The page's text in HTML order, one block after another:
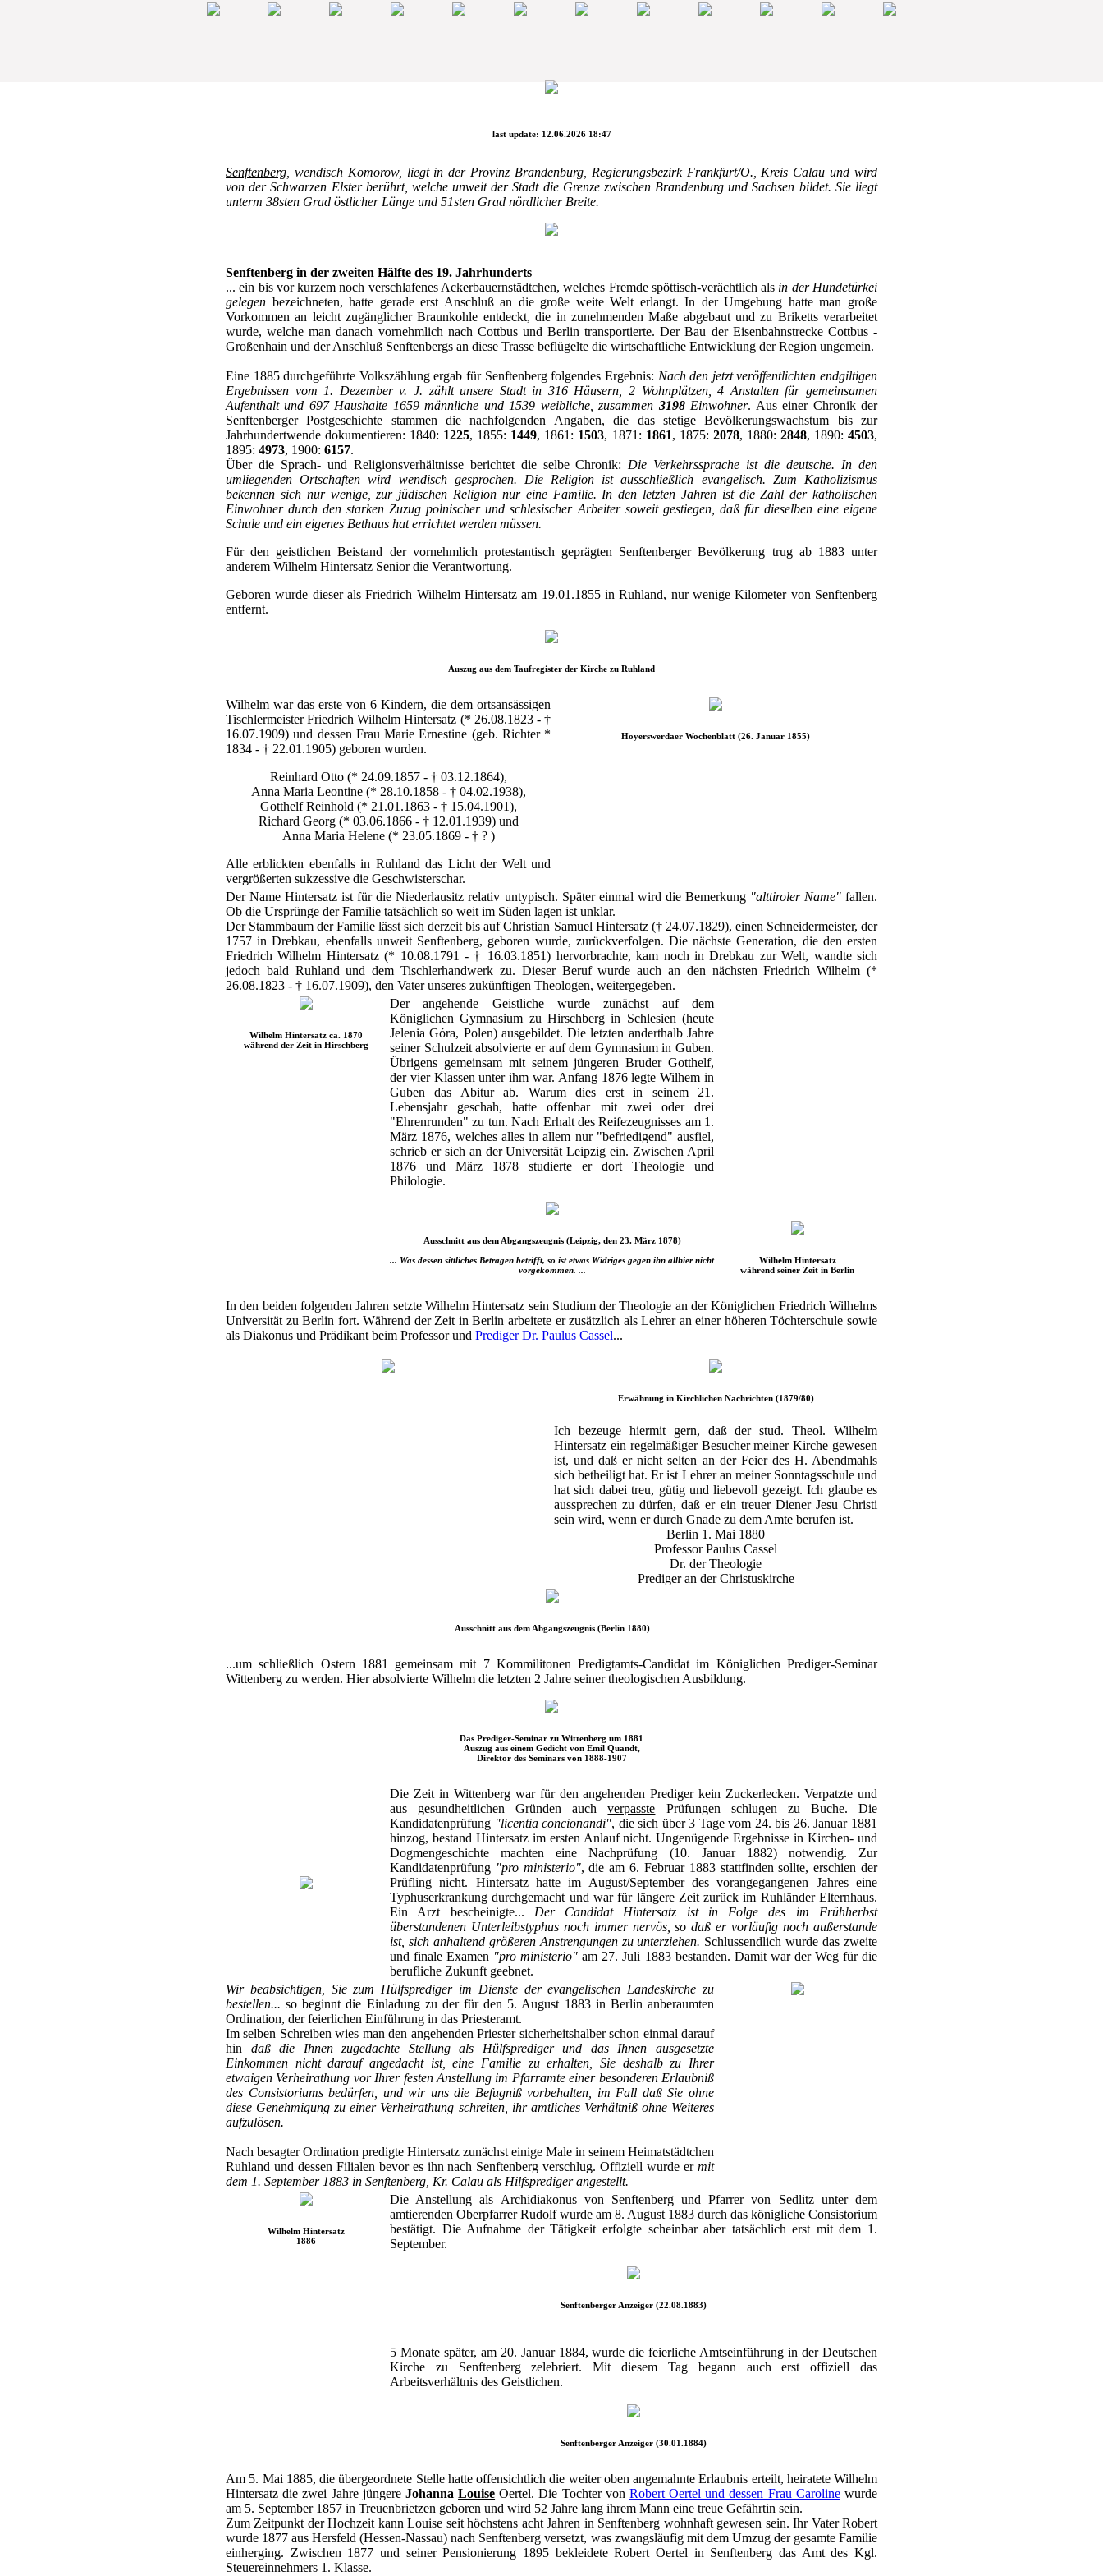
last update: 12.06.2026 18:47
Senftenberg , wendisch Komorow, liegt in der Provinz Brandenburg, Regierungsbezirk Frankfurt/O., Kreis Calau und wird
von der Schwarzen Elster berührt, welche unweit der Stadt die Grenze zwischen Brandenburg und Sachsen bildet. Sie liegt
unterm 38sten Grad östlicher Länge und 51sten Grad nördlicher Breite.
Senftenberg in der zweiten Hälfte des 19. Jahrhunderts
... ein bis vor kurzem noch verschlafenes Ackerbauernstädtchen, welches Fremde spöttisch-verächtlich als in der Hundetürkei
gelegen bezeichneten, hatte gerade erst Anschluß an die große weite Welt erlangt. In der Umgebung hatte man große
Vorkommen an leicht zugänglicher Braunkohle entdeckt, die in zunehmenden Maße abgebaut und zu Briketts verarbeitet
wurde, welche man danach vornehmlich nach Cottbus und Berlin transportierte. Der Bau der Eisenbahnstrecke Cottbus -
Großenhain und der Anschluß Senftenbergs an diese Trasse beflügelte die wirtschaftliche Entwicklung der Region ungemein.
Eine 1885 durchgeführte Volkszählung ergab für Senftenberg folgendes Ergebnis: Nach den jetzt veröffentlichten endgiltigen
Ergebnissen vom 1. Dezember v. J. zählt unsere Stadt in 316 Häusern, 2 Wohnplätzen, 4 Anstalten für gemeinsamen
Aufenthalt und 697 Haushalte 1659 männliche und 1539 weibliche, zusammen 3198Einwohner. Aus einer Chronik der
Senftenberger Postgeschichte stammen die nachfolgenden Angaben, die das stetige Bevölkerungswachstum bis zur
Jahrhundertwende dokumentieren: 1840: 1225, 1855: 1449, 1861: 1503, 1871: 1861, 1875: 2078, 1880: 2848, 1890:4503,
1895: 4973, 1900: 6157.
Über die Sprach- und Religionsverhältnisse berichtet die selbe Chronik: Die Verkehrssprache ist die deutsche. In den
umliegenden Ortschaften wird wendisch gesprochen. Die Religion ist ausschließlich evangelisch. Zum Katholizismus
bekennen sich nur wenige, zur jüdischen Religion nur eine Familie. In den letzten Jahren ist die Zahl der katholischen
Einwohner durch den starken Zuzug polnischer und schlesischer Arbeiter soweit gestiegen, daß für dieselben eine eigene
Schule und ein eigenes Bethaus hat errichtet werden müssen.
Für den geistlichen Beistand der vornehmlich protestantisch geprägten Senftenberger Bevölkerung trug ab 1883 unter
anderem Wilhelm Hintersatz Senior die Verantwortung.
Geboren wurde dieser als Friedrich WilhelmHintersatz am 19.01.1855 in Ruhland, nur wenige Kilometer von Senftenberg
entfernt.
Auszug aus dem Taufregister der Kirche zu Ruhland
Wilhelm war das erste von 6 Kindern, die dem ortsansässigen
Tischlermeister Friedrich Wilhelm Hintersatz (* 26.08.1823 - †
16.07.1909) und dessen Frau Marie Ernestine (geb. Richter *
1834 - † 22.01.1905) geboren wurden.
Reinhard Otto (* 24.09.1857 - † 03.12.1864),
Anna Maria Leontine (* 28.10.1858 - † 04.02.1938),
Gotthelf Reinhold (* 21.01.1863 - † 15.04.1901),
Richard Georg (* 03.06.1866 - † 12.01.1939) und
Anna Maria Helene (* 23.05.1869 - † ? )
Alle erblickten ebenfalls in Ruhland das Licht der Welt und
vergrößerten sukzessive die Geschwisterschar.
Hoyerswerdaer Wochenblatt (26. Januar 1855)
Der Name Hintersatz ist für die Niederlausitz relativ untypisch. Später einmal wird die Bemerkung "alttiroler Name"fallen.
Ob die Ursprünge der Familie tatsächlich so weit im Süden lagen ist unklar.
Der Stammbaum der Familie lässt sich derzeit bis auf Christian Samuel Hintersatz († 24.07.1829), einen Schneidermeister, der
1757 in Drebkau, ebenfalls unweit Senftenberg, geboren wurde, zurückverfolgen. Die nächste Generation, die den ersten
Friedrich Wilhelm Hintersatz (* 10.08.1791 - † 16.03.1851) hervorbrachte, kam noch in Drebkau zur Welt, wandte sich
jedoch bald Ruhland und dem Tischlerhandwerk zu. Dieser Beruf wurde auch an den nächsten Friedrich Wilhelm (*
26.08.1823 - † 16.07.1909), den Vater unseres zukünftigen Theologen, weitergegeben.
Wilhelm Hintersatz ca. 1870
während der Zeit in Hirschberg
Der angehende Geistliche wurde zunächst auf dem
Königlichen Gymnasium zu Hirschberg in Schlesien (heute
Jelenia Góra, Polen) ausgebildet. Die letzten anderthalb Jahre
seiner Schulzeit absolvierte er auf dem Gymnasium in Guben.
Übrigens gemeinsam mit seinem jüngeren Bruder Gotthelf,
der vier Klassen unter ihm war. Anfang 1876 legte Wilhem in
Guben das Abitur ab. Warum dies erst in seinem 21.
Lebensjahr geschah, hatte offenbar mit zwei oder drei
"Ehrenrunden" zu tun. Nach Erhalt des Reifezeugnisses am 1.
März 1876, welches alles in allem nur "befriedigend" ausfiel,
schrieb er sich an der Universität Leipzig ein. Zwischen April
1876 und März 1878 studierte er dort Theologie und
Philologie.
Ausschnitt aus dem Abgangszeugnis (Leipzig, den 23. März 1878)
... Was dessen sittliches Betragen betrifft, so ist etwas Widriges gegen ihn allhier nicht
vorgekommen. ...
Wilhelm Hintersatz
während seiner Zeit in Berlin
In den beiden folgenden Jahren setzte Wilhelm Hintersatz sein Studium der Theologie an der Königlichen Friedrich Wilhelms
Universität zu Berlin fort. Während der Zeit in Berlin arbeitete er zusätzlich als Lehrer an einer höheren Töchterschule sowie
als Diakonus und Prädikant beim Professor und Prediger Dr. Paulus Cassel...
Erwähnung in Kirchlichen Nachrichten (1879/80)
Ich bezeuge hiermit gern, daß der stud. Theol. Wilhelm
Hintersatz ein regelmäßiger Besucher meiner Kirche gewesen
ist, und daß er nicht selten an der Feier des H. Abendmahls
sich betheiligt hat. Er ist Lehrer an meiner Sonntagsschule und
hat sich dabei treu, gütig und liebevoll gezeigt. Ich glaube es
aussprechen zu dürfen, daß er ein treuer Diener Jesu Christi
sein wird, wenn er durch Gnade zu dem Amte berufen ist.
Berlin 1. Mai 1880
Professor Paulus Cassel
Dr. der Theologie
Prediger an der Christuskirche
Ausschnitt aus dem Abgangszeugnis (Berlin 1880)
...um schließlich Ostern 1881 gemeinsam mit 7 Kommilitonen Predigtamts-Candidat im Königlichen Prediger-Seminar
Wittenberg zu werden. Hier absolvierte Wilhelm die letzten 2 Jahre seiner theologischen Ausbildung.
Das Prediger-Seminar zu Wittenberg um 1881
Auszug aus einem Gedicht von Emil Quandt,
Direktor des Seminars von 1888-1907
Die Zeit in Wittenberg war für den angehenden Prediger kein Zuckerlecken. Verpatzte und
aus gesundheitlichen Gründen auchverpasste Prüfungen schlugen zu Buche. Die
Kandidatenprüfung "licentia concionandi", die sich über 3 Tage vom 24. bis 26. Januar 1881
hinzog, bestand Hintersatz im ersten Anlauf nicht. Ungenügende Ergebnisse in Kirchen- und
Dogmengeschichte machten eine Nachprüfung (10. Januar 1882) notwendig. Zur
Kandidatenprüfung "pro ministerio", die am 6. Februar 1883 stattfinden sollte, erschien der
Prüfling nicht. Hintersatz hatte im August/September des vorangegangenen Jahres eine
Typhuserkrankung durchgemacht und war für längere Zeit zurück im Ruhländer Elternhaus.
Ein Arzt bescheinigte... Der Candidat Hintersatz ist in Folge des im Frühherbst
überstandenen Unterleibstyphus noch immer nervös, so daß er vorläufig noch außerstande
ist, sich anhaltend größeren Anstrengungen zu unterziehen. Schlussendlich wurde das zweite
und finale Examen "pro ministerio" am 27. Juli 1883 bestanden. Damit war der Weg für die
berufliche Zukunft geebnet.
Wir beabsichtigen, Sie zum Hülfsprediger im Dienste der evangelischen Landeskirche zu
bestellen... so beginnt die Einladung zu der für den 5. August 1883 in Berlin anberaumten
Ordination, der feierlichen Einführung in das Priesteramt.
Im selben Schreiben wies man den angehenden Priester sicherheitshalber schon einmal darauf
hin daß die Ihnen zugedachte Stellung als Hülfsprediger und das Ihnen ausgesetzte
Einkommen nicht darauf angedacht ist, eine Familie zu erhalten, Sie deshalb zu Ihrer
etwaigen Verheirathung vor Ihrer festen Anstellung im Pfarramte einer besonderen Erlaubniß
des Consistoriums bedürfen, und wir uns die Befugniß vorbehalten, im Fall daß Sie ohne
diese Genehmigung zu einer Verheirathung schreiten, ihr amtliches Verhältniß ohne Weiteres
aufzulösen.
Nach besagter Ordination predigte Hintersatz zunächst einige Male in seinem Heimatstädtchen
Ruhland und dessen Filialen bevor es ihn nach Senftenberg verschlug. Offiziell wurde er mit
dem 1. September 1883 in Senftenberg, Kr. Calau als Hilfsprediger angestellt.
Wilhelm Hintersatz
1886
Die Anstellung als Archidiakonus von Senftenberg und Pfarrer von Sedlitz unter dem
amtierenden Oberpfarrer Rudolf wurde am 8. August 1883 durch das königliche Consistorium
bestätigt. Die Aufnahme der Tätigkeit erfolgte scheinbar aber tatsächlich erst mit dem 1.
September.
Senftenberger Anzeiger (22.08.1883)
5 Monate später, am 20. Januar 1884, wurde die feierliche Amtseinführung in der Deutschen
Kirche zu Senftenberg zelebriert. Mit diesem Tag begann auch erst offiziell das
Arbeitsverhältnis des Geistlichen.
Senftenberger Anzeiger (30.01.1884)
Am 5. Mai 1885, die übergeordnete Stelle hatte offensichtlich die weiter oben angemahnte Erlaubnis erteilt, heiratete Wilhelm
Hintersatz die zwei Jahre jüngere JohannaLouise Oertel. Die Tochter von Robert Oertel und dessen Frau Carolinewurde
am 5. September 1857 in Treuenbrietzen geboren und wird 52 Jahre lang ihrem Mann eine treue Gefährtin sein.
Zum Zeitpunkt der Hochzeit kann Louise seit höchstens acht Jahren in Senftenberg wohnhaft gewesen sein. Ihr Vater Robert
wurde 1877 aus Hersfeld (Hessen-Nassau) nach Senftenberg versetzt, was zwangsläufig mit dem Umzug der gesamte Familie
einherging. Zwischen 1877 und seiner Pensionierung 1895 bekleidete Robert Oertel in Senftenberg das Amt des Kgl.
Steuereinnehmers 1. Klasse.